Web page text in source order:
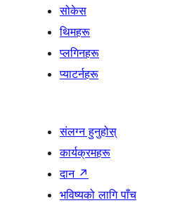
सोकेस
थिमहरू
प्लगिनहरू
प्याटर्नहरू
संलग्न हुनुहोस्
कार्यक्रमहरू
दान ↗
भविष्यको लागि पाँच